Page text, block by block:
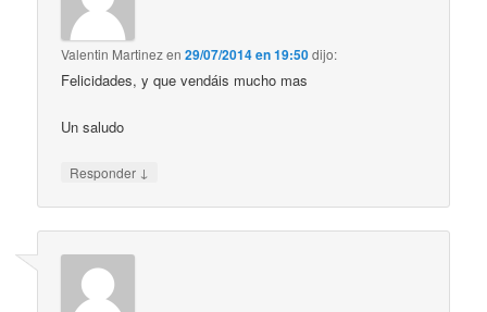
Valentin Martinezen29/07/2014 en 19:50dijo:
Felicidades, y que vendáis mucho mas
Un saludo
Responder ↓